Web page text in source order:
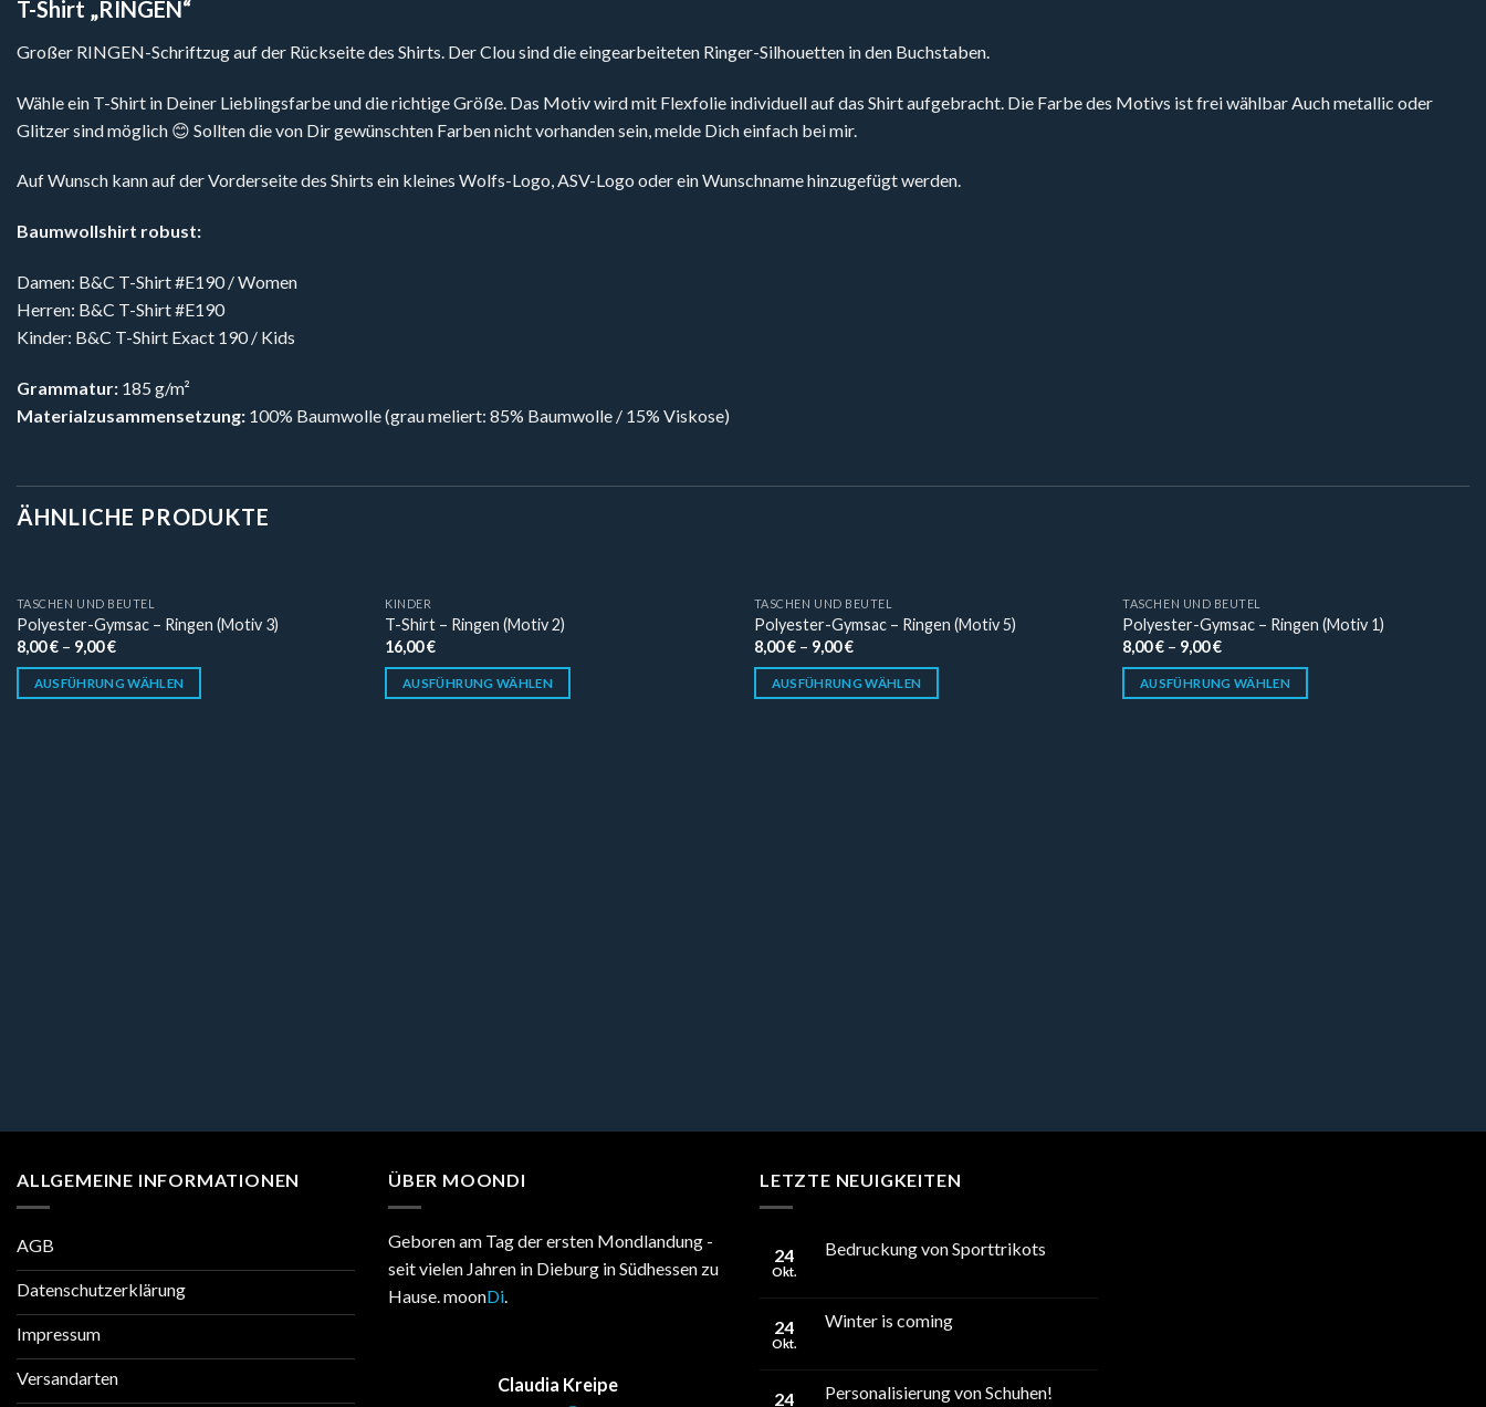
T-Shirt „RINGEN“
Großer RINGEN-Schriftzug auf der Rückseite des Shirts. Der Clou sind die eingearbeiteten Ringer-Silhouetten in den Buchstaben.
Wähle ein T-Shirt in Deiner Lieblingsfarbe und die richtige Größe. Das Motiv wird mit Flexfolie individuell auf das Shirt aufgebracht. Die Farbe des Motivs ist frei wählbar Auch metallic oder
Glitzer sind möglich 😊 Sollten die von Dir gewünschten Farben nicht vorhanden sein, melde Dich einfach bei mir.
Auf Wunsch kann auf der Vorderseite des Shirts ein kleines Wolfs-Logo, ASV-Logo oder ein Wunschname hinzugefügt werden.
Baumwollshirt robust:
Damen: B&C T-Shirt #E190 / Women
Herren: B&C T-Shirt #E190
Kinder: B&C T-Shirt Exact 190 / Kids
Grammatur: 185 g/m²
Materialzusammensetzung: 100% Baumwolle (grau meliert: 85% Baumwolle / 15% Viskose)
ÄHNLICHE PRODUKTE
TASCHEN UND BEUTEL
Polyester-Gymsac – Ringen (Motiv 3)
8,00€– 9,00€
AUSFÜHRUNG WÄHLEN
KINDER
T-Shirt – Ringen (Motiv 2)
16,00€
AUSFÜHRUNG WÄHLEN
TASCHEN UND BEUTEL
Polyester-Gymsac – Ringen (Motiv 5)
8,00€– 9,00€
AUSFÜHRUNG WÄHLEN
TASCHEN UND BEUTEL
Polyester-Gymsac – Ringen (Motiv 1)
8,00€ – 9,00€
AUSFÜHRUNG WÄHLEN
ALLGEMEINE INFORMATIONEN
AGB
Datenschutzerklärung
Impressum
Versandarten
ÜBER MOONDI
Geboren am Tag der ersten Mondlandung -
seit vielen Jahren in Dieburg in Südhessen zu
Hause. moonDi
Claudia Kreipe
LETZTE NEUIGKEITEN
24
Okt.
Bedruckung von Sporttrikots
24
Okt.
Winter is coming
24 Personalisierung von Schuhen!